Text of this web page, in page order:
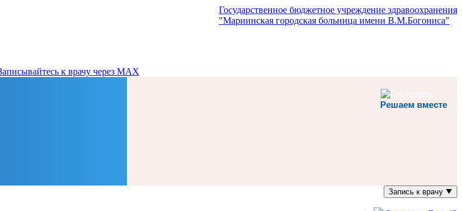
Государственное бюджетное учреждение здравоохранения
"Мариинская городская больница имени В.М.Богониса"
Решаем вместе
Запись к врачу